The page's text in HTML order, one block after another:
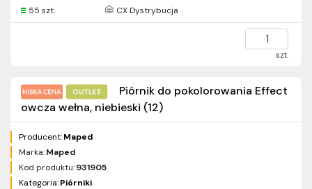
55 szt. CX Dystrybucja
szt.
Piórnik do pokolorowania Effect
owcza wełna, niebieski (12)
Producent:Maped
Marka:Maped
Kod produktu:931905
Kategoria:Piórniki